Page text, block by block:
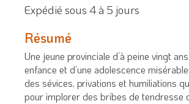
Expédié sous 4 à 5 jours
Résumé
Une jeune provinciale d’à peine vingt
enfance et d’une adolescence
des sévices, privations et humiliations
pour implorer des bribes de tendresse